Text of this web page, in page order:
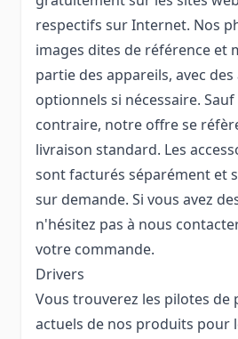
respectifs sur Internet. Nos
images dites de référence et
partie des appareils, avec des
optionnels si nécessaire.
contraire, notre offre se
livraison standard. Les
sont facturés séparément et
sur demande. Si vous avez
n'hésitez pas à nous
votre commande.
Drivers
Vous trouverez les pilotes de
actuels de nos produits pour